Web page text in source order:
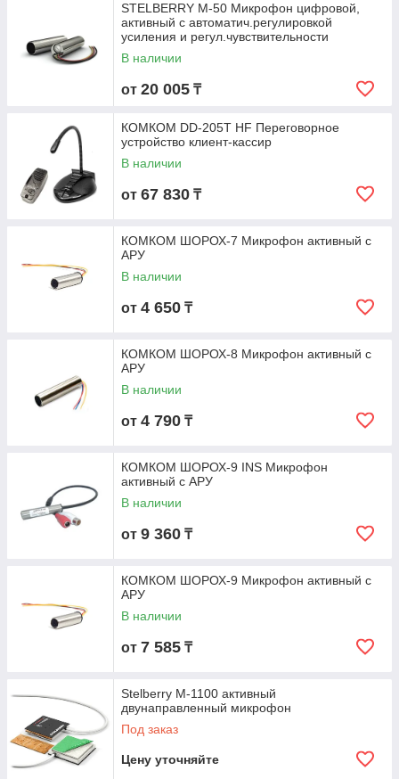
STELBERRY М-50 Микрофон цифровой,
активный с автоматич.регулировкой
усиления и регул.чувствительности
В наличии
от 20 005 ₸
КОМКОМ DD-205T HF Переговорное
устройство клиент-кассир
В наличии
от 67 830 ₸
КОМКОМ ШОРОХ-7 Микрофон активный с
АРУ
В наличии
от 4 650 ₸
КОМКОМ ШОРОХ-8 Микрофон активный с
АРУ
В наличии
от 4 790 ₸
КОМКОМ ШОРОХ-9 INS Микрофон
активный с АРУ
В наличии
от 9 360 ₸
КОМКОМ ШОРОХ-9 Микрофон активный с
АРУ
В наличии
от 7 585 ₸
Stelberry M-1100 активный
двунаправленный микрофон
Под заказ
Цену уточняйте